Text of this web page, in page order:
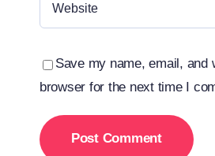
Save my name, email, and
browser for the next time I